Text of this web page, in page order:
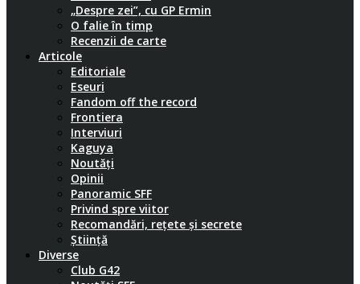
„Despre zei”, cu GP Ermin
O falie în timp
Recenzii de carte
Articole
Editoriale
Eseuri
Fandom off the record
Frontiera
Interviuri
Kaguya
Noutăți
Opinii
Panoramic SFF
Privind spre viitor
Recomandări, rețete și secrete
Știință
Diverse
Club G42